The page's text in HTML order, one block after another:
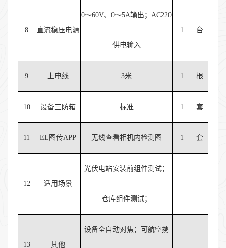
8 直流稳压电源
0～60V、0～5A输出；AC220
供电输入
1 台
9 上电线 3米 1 根
10 设备三防箱 标准 1 套
11 EL图传APP 无线查看相机内检测图 1 套
12 适用场景
光伏电站安装前组件测试；
仓库组件测试；
13 其他
设备全自动对焦；可航空携